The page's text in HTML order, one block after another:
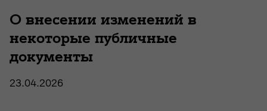
О внесении изменений в
некоторые публичные
документы
23.04.2026